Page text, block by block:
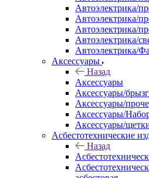
Автоэлектрика/
Автоэлектрика/
Автоэлектрика/
Автоэлектрика/
Автоэлектрика/
Аксессуары
Назад
Аксессуары
Аксессуары/
Аксессуары/
Аксессуары/
Аксессуары/
Асбестотехнические
Назад